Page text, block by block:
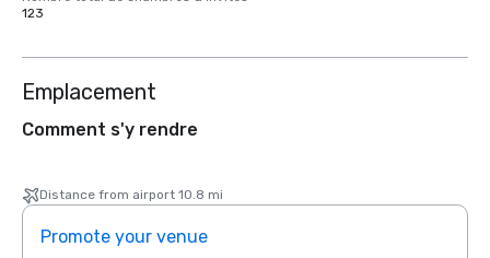
123
Emplacement
Comment s'y rendre
Distance from airport 10.8 mi
Promote your venue